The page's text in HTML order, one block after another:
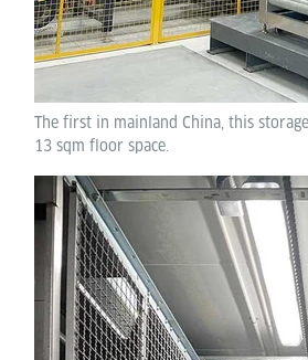
The first in mainland China, this
13 sqm floor space.